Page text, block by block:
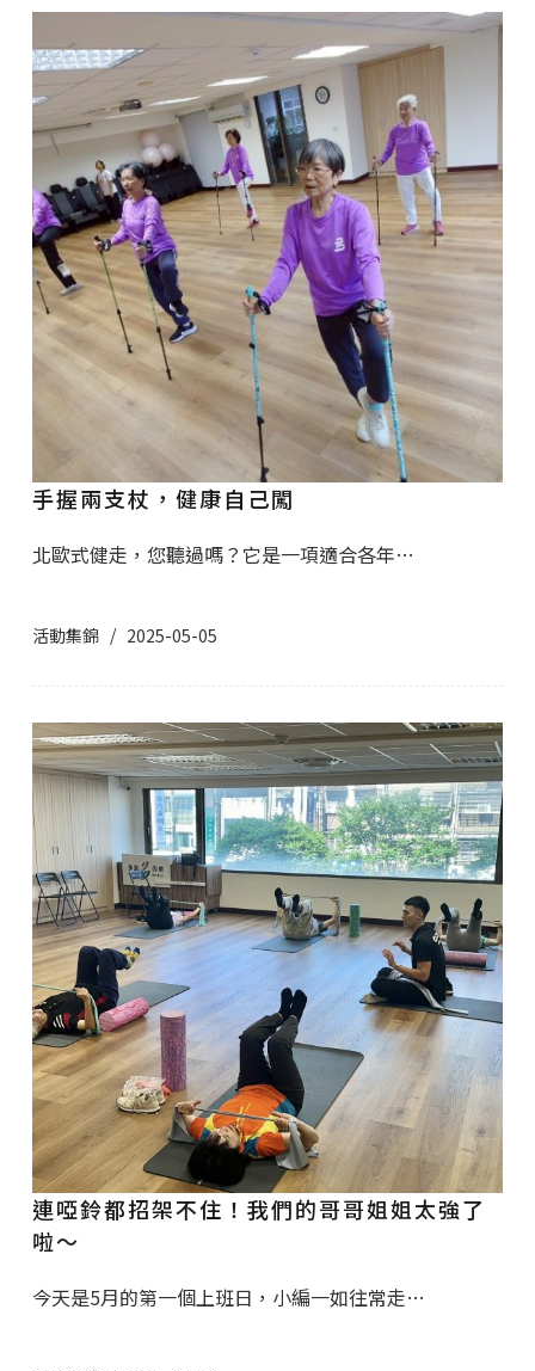
手握兩支杖，健康自己闖
北歐式健走，您聽過嗎？它是一項適合各年…
活動集錦 2025-05-05
連啞鈴都招架不住！我們的哥哥姐姐太強了
啦～
今天是5月的第一個上班日，小編一如往常走…